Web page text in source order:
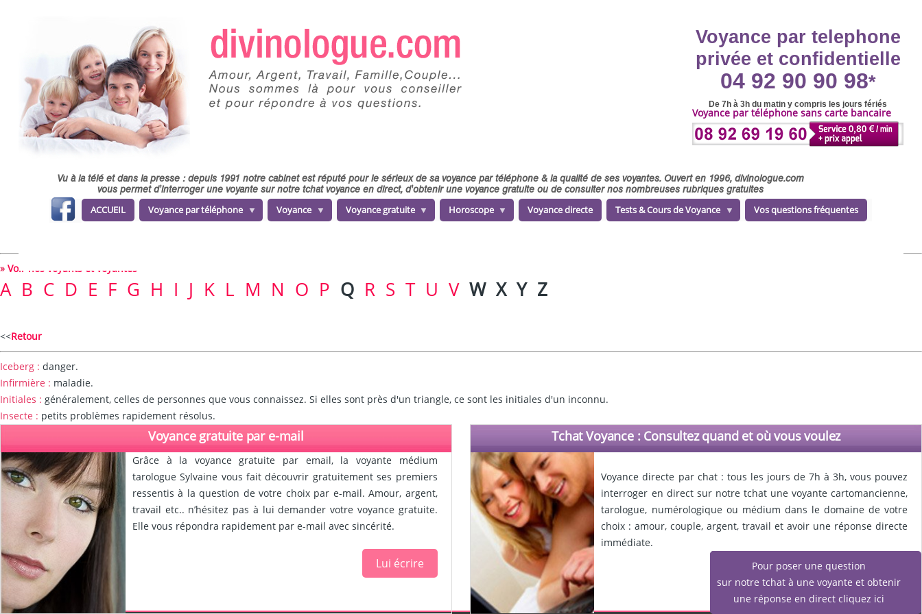
Voyance par telephone
privée et confidentielle
04 92 90 90 98*
De 7h à 3h du matin y compris les jours fériés
Voyance par téléphone sans carte bancaire
Vu à la télé et dans la presse : depuis 1991 notre cabinet est réputé pour le sérieux de sa voyance par téléphone & la qualité de ses voyantes. Ouvert en 1996, divinologue.com
vous permet d'interroger une voyante sur notre tchat voyance en direct, d'obtenir une voyance gratuite ou de consulter nos nombreuses rubriques gratuites
fa
ce
b
ACCUEIL Voyance par téléphone Voyance Voyance gratuite Horoscope Voyance directe Tests & Cours de Voyance Vos questions fréquentes
» Voir nos voyants et voyantes
A B C D E F G H I J K L M N O P Q R S T U V W X Y Z
<<Retour
Iceberg : danger.
Infirmière : maladie.
Initiales : généralement, celles de personnes que vous connaissez. Si elles sont près d'un triangle, ce sont les initiales d'un inconnu.
Insecte : petits problèmes rapidement résolus.
Voyance gratuite par e-mail
Grâce à la voyance gratuite par email, la voyante médium
tarologue Sylvaine vous fait découvrir gratuitement ses premiers
ressentis à la question de votre choix par e-mail. Amour, argent,
travail etc.. n’hésitez pas à lui demander votre voyance gratuite.
Elle vous répondra rapidement par e-mail avec sincérité.
Lui écrire
Tchat Voyance : Consultez quand et où vous voulez
Voyance directe par chat : tous les jours de 7h à 3h, vous pouvez
interroger en direct sur notre tchat une voyante cartomancienne,
tarologue, numérologique ou médium dans le domaine de votre
choix : amour, couple, argent, travail et avoir une réponse directe
immédiate.
Pour poser une question
sur notre tchat à une voyante et obtenir
une réponse en direct cliquez ici